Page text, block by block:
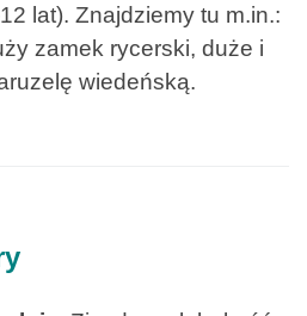
lat). Znajdziemy tu m.in.:
zamek rycerski, duże i
wiedeńską.